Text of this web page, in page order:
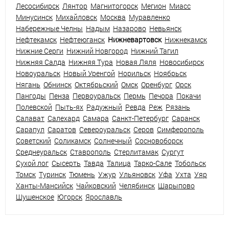
Лесосибирск Лянтор Магнитогорск Мегион Миасс
Минусинск Михайловск Москва Муравленко
Набережные Челны Надым Назарово Невьянск
Нефтекамск Нефтеюганск Нижневартовск Нижнекамск
Нижние Серги Нижний Новгород Нижний Тагил
Нижняя Салда Нижняя Тура Новая Ляля Новосибирск
Новоуральск Новый Уренгой Норильск Ноябрьск
Нягань Обнинск Октябрьский Омск Оренбург Орск
Пангоды Пенза Первоуральск Пермь Печора Покачи
Полевской Пыть-ях Радужный Ревда Реж Рязань
Салават Салехард Самара Санкт-Петербург Саранск
Сарапул Саратов Североуральск Серов Симферополь
Советский Соликамск Солнечный Сосновоборск
Среднеуральск Ставрополь Стерлитамак Сургут
Сухой лог Сысерть Тавда Талица Тарко-Сале Тобольск
Томск Туринск Тюмень Ужур Ульяновск Уфа Ухта Уяр
Ханты-Мансийск Чайковский Челябинск Шарыпово
Шушенское Югорск Ярославль